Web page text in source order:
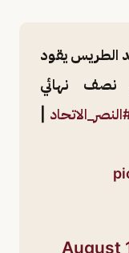
الطريس يقود
نصف نهائي
August